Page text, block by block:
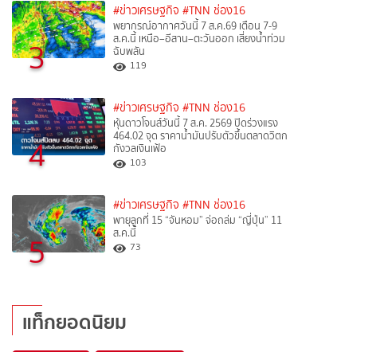
3
#ข่าวเศรษฐกิจ #TNN ช่อง16
พยากรณ์อากาศวันนี้ 7 ส.ค.69 เตือน 7-9
ส.ค.นี้ เหนือ–อีสาน–ตะวันออก เสี่ยงน้ำท่วม
ฉับพลัน
119
4
#ข่าวเศรษฐกิจ #TNN ช่อง16
หุ้นดาวโจนส์วันนี้ 7 ส.ค. 2569 ปิดร่วงแรง
464.02 จุด ราคาน้ำมันปรับตัวขึ้นตลาดวิตก
กังวลเงินเฟ้อ
103
5
#ข่าวเศรษฐกิจ #TNN ช่อง16
พายุลูกที่ 15 “จันหอม” จ่อถล่ม “ญี่ปุ่น” 11
ส.ค.นี้
73
แท็กยอดนิยม